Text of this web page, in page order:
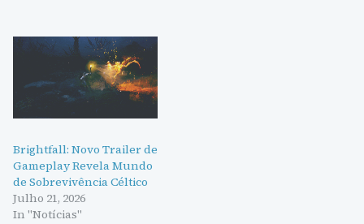
Brightfall: Novo Trailer de
Gameplay Revela Mundo
de Sobrevivência Céltico
Julho 21, 2026
In "Notícias"